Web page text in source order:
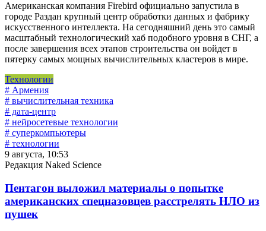
Американская компания Firebird официально запустила в
городе Раздан крупный центр обработки данных и фабрику
искусственного интеллекта. На сегодняшний день это самый
масштабный технологический хаб подобного уровня в СНГ, а
после завершения всех этапов строительства он войдет в
пятерку самых мощных вычислительных кластеров в мире.
Технологии
# Армения
# вычислительная техника
# дата-центр
# нейросетевые технологии
# суперкомпьютеры
# технологии
9 августа, 10:53
Редакция Naked Science
Пентагон выложил материалы о попытке
американских спецназовцев расстрелять НЛО из
пушек